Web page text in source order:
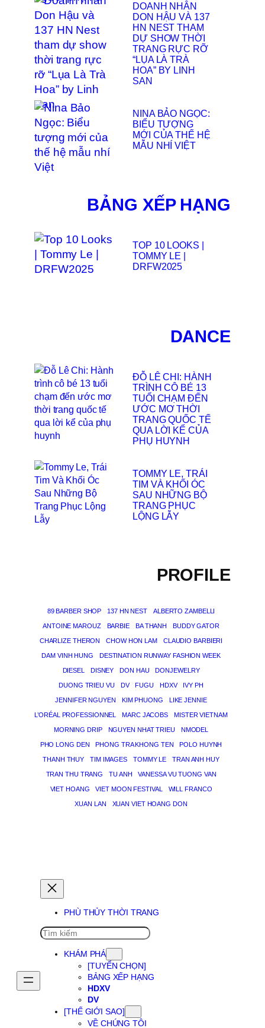
DOANH NHÂN
DON HẬU VÀ 137
HN NEST THAM
DỰ SHOW THỜI
TRANG RỰC RỠ
“LỤA LÀ TRÀ
HOA” BY LINH
SAN
NINA BẢO NGỌC:
BIỂU TƯỢNG
MỚI CỦA THẾ HỆ
MẪU NHÍ VIỆT
BẢNG XẾP HẠNG
TOP 10 LOOKS |
TOMMY LE |
DRFW2025
DANCE
ĐỖ LÊ CHI: HÀNH
TRÌNH CÔ BÉ 13
TUỔI CHẠM ĐẾN
ƯỚC MƠ THỜI
TRANG QUỐC TẾ
QUA LỜI KỂ CỦA
PHỤ HUYNH
TOMMY LE, TRÁI
TIM VÀ KHỐI ÓC
SAU NHỮNG BỘ
TRANG PHỤC
LỘNG LẪY
PROFILE
89 BARBER SHOP 137 HN NEST ALBERTO ZAMBELLI
ANTOINE MAROUZ BARBIE BA THANH BUDDY GATOR
CHARLIZE THERON CHOW HON LAM CLAUDIO BARBIERI
DAM VINH HUNG DESTINATION RUNWAY FASHION WEEK
DIESEL DISNEY DON HAU DONJEWELRY
DUONG TRIEU VU DV FUGU HDXV IVY PH
JENNIFER NGUYEN KIM PHUONG LIKE JENNIE
L’ORÉAL PROFESSIONNEL MARC JACOBS MISTER VIETNAM
MORNING DRIP NGUYEN NHAT TRIEU NMODEL
PHO LONG DEN PHONG TRA KHONG TEN POLO HUYNH
THANH THUY TIM IMAGES TOMMY LE TRAN ANH HUY
TRAN THU TRANG TU ANH VANESSA VU TUONG VAN
VIET HOANG VIET MOON FESTIVAL WILL FRANCO
XUAN LAN XUAN VIET HOANG DON
PHÙ THỦY THỜI TRANG
SEARCH
KHÁM PHÁ
[TUYỂN CHỌN]
BẢNG XẾP HẠNG
HDXV
DV
[THẾ GIỚI SAO]
VỀ CHÚNG TÔI